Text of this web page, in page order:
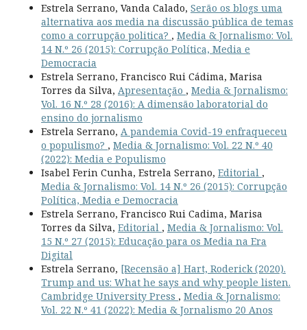
Estrela Serrano, Vanda Calado, Serão os blogs uma
alternativa aos media na discussão pública de temas
como a corrupção politica? , Media & Jornalismo: Vol.
14 N.º 26 (2015): Corrupção Política, Media e
Democracia
Estrela Serrano, Francisco Rui Cádima, Marisa
Torres da Silva, Apresentação , Media & Jornalismo:
Vol. 16 N.º 28 (2016): A dimensão laboratorial do
ensino do jornalismo
Estrela Serrano, A pandemia Covid-19 enfraqueceu
o populismo? , Media & Jornalismo: Vol. 22 N.º 40
(2022): Media e Populismo
Isabel Ferin Cunha, Estrela Serrano, Editorial ,
Media & Jornalismo: Vol. 14 N.º 26 (2015): Corrupção
Política, Media e Democracia
Estrela Serrano, Francisco Rui Cadima, Marisa
Torres da Silva, Editorial , Media & Jornalismo: Vol.
15 N.º 27 (2015): Educação para os Media na Era
Digital
Estrela Serrano, [Recensão a] Hart, Roderick (2020).
Trump and us: What he says and why people listen.
Cambridge University Press , Media & Jornalismo:
Vol. 22 N.º 41 (2022): Media & Jornalismo 20 Anos